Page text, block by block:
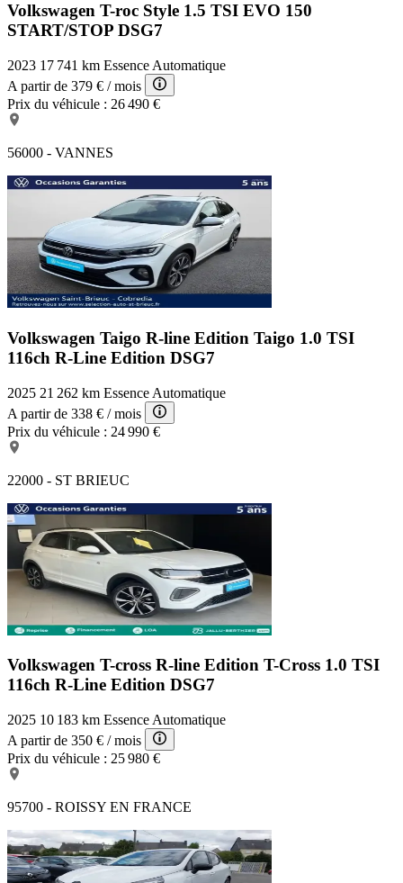
Volkswagen T-roc Style 1.5 TSI EVO 150
START/STOP DSG7
2023 17 741 km Essence Automatique
A partir de 379 € / mois
Prix du véhicule : 26 490 €
56000 - VANNES
Volkswagen Taigo R-line Edition Taigo 1.0 TSI
116ch R-Line Edition DSG7
2025 21 262 km Essence Automatique
A partir de 338 € / mois
Prix du véhicule : 24 990 €
22000 - ST BRIEUC
Volkswagen T-cross R-line Edition T-Cross 1.0 TSI
116ch R-Line Edition DSG7
2025 10 183 km Essence Automatique
A partir de 350 € / mois
Prix du véhicule : 25 980 €
95700 - ROISSY EN FRANCE